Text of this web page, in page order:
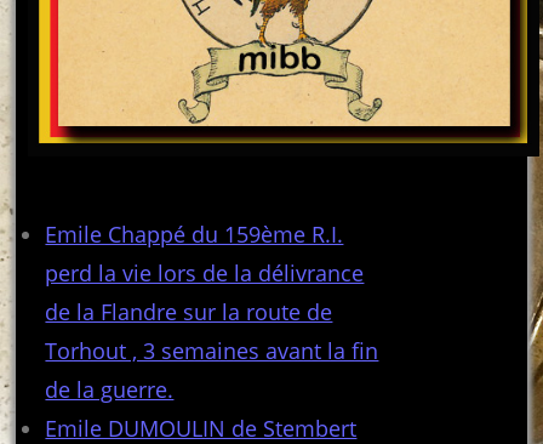
Emile Chappé du 159ème R.I.
perd la vie lors de la délivrance
de la Flandre sur la route de
Torhout , 3 semaines avant la fin
de la guerre.
Emile DUMOULIN de Stembert